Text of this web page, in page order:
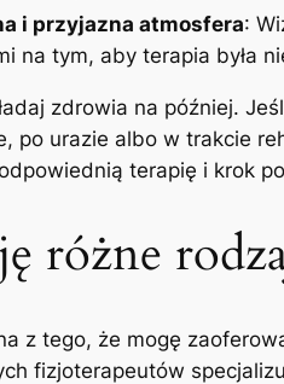
i przyjazna atmosfera:
na tym, aby terapia była
zdrowia na później.
po urazie albo w trakcie
terapię i krok
różne
z tego, że mogę
fizjoterapeutów